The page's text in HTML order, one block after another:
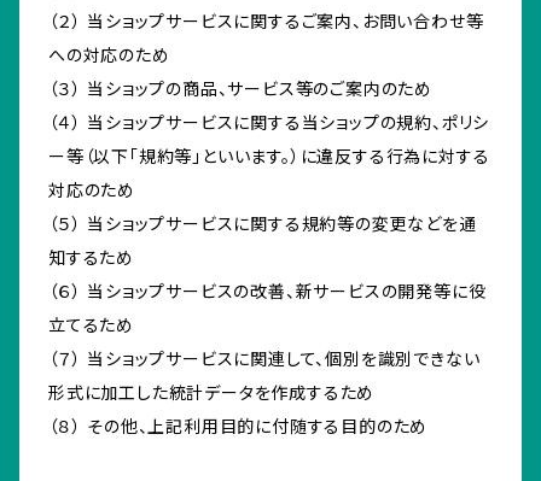
（２） 当ショップサービスに関するご案内、お問い合わせ等
への対応のため
（３） 当ショップの商品、サービス等のご案内のため
（４） 当ショップサービスに関する当ショップの規約、ポリシ
ー等（以下「規約等」といいます。）に違反する行為に対する
対応のため
（５） 当ショップサービスに関する規約等の変更などを通
知するため
（６） 当ショップサービスの改善、新サービスの開発等に役
立てるため
（７） 当ショップサービスに関連して、個別を識別できない
形式に加工した統計データを作成するため
（８） その他、上記利用目的に付随する目的のため